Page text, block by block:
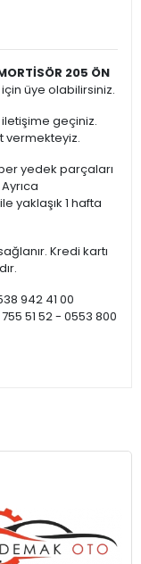
205 ÖN
üye olabilirsiniz.
iletişime geçiniz.
vermekteyiz.
yedek parçaları
yaklaşık 1 hafta
Kredi kartı
942 41 00
755 51 52 - 0553 800